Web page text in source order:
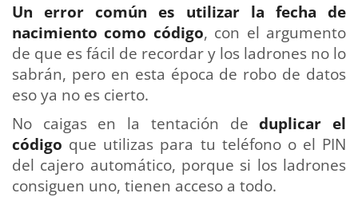
Un error común es utilizar la fecha de
nacimiento como código, con el argumento
de que es fácil de recordar y los ladrones no lo
sabrán, pero en esta época de robo de datos
eso ya no es cierto.
No caigas en la tentación deduplicar el
código que utilizas para tu teléfono o el PIN
del cajero automático, porque si los ladrones
consiguen uno, tienen acceso a todo.